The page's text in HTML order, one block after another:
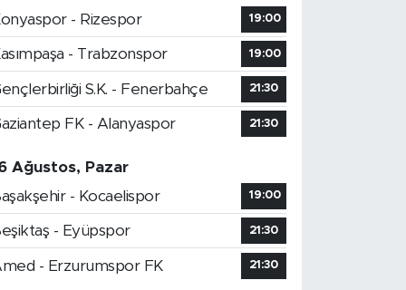
- Rizespor
19:00
- Trabzonspor 19:00
S.K. - Fenerbahçe 21:30
FK - Alanyaspor 21:30
Ağustos, Pazar
- Kocaelispor
19:00
- Eyüpspor 21:30
- Erzurumspor FK 21:30